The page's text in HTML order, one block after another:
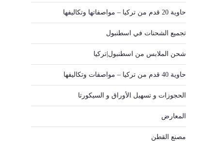
حاوية 20 قدم من تركيا – مواصفاتها وتكاليفها
تجميع الشحنات في اسطنبول
شحن الملابس من اسطنبول|تركيا
حاوية 40 قدم من تركيا – مواصفات وتكاليفها
الحجوزات و تسهيل الأوراق و السيكورتا
المعارض
مصنع القطن